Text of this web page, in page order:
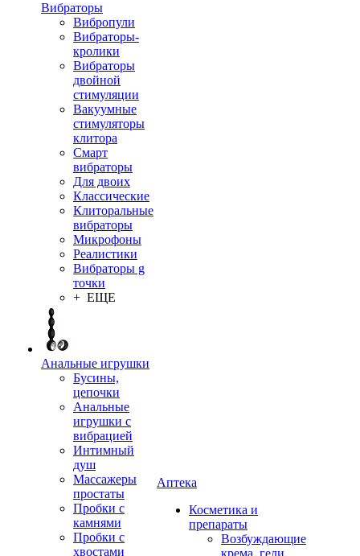
Вибраторы
Вибропули
Вибраторы-
кролики
Вибраторы
двойной
стимуляции
Вакуумные
стимуляторы
клитора
Смарт
вибраторы
Для двоих
Классические
Клиторальные
вибраторы
Микрофоны
Реалистики
Вибраторы g
точки
+ ЕЩЕ
Анальные игрушки
Бусины,
цепочки
Анальные
игрушки с
вибрацией
Интимный
душ
Массажеры
простаты
Пробки с
камнями
Пробки с
хвостами
Аптека
Косметика и
препараты
Возбуждающие
крема, гели